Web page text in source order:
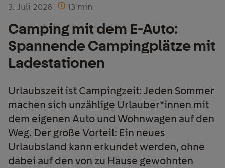
3. Juli 2026 13 min
Camping mit dem E-Auto:
Spannende Campingplätze mit
Ladestationen
Urlaubszeit ist Campingzeit: Jeden Sommer
machen sich unzählige Urlauber*innen mit
dem eigenen Auto und Wohnwagen auf den
Weg. Der große Vorteil: Ein neues
Urlaubsland kann erkundet werden, ohne
dabei auf den von zu Hause gewohnten